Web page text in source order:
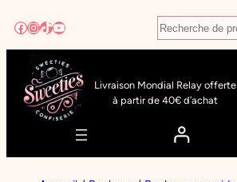
au
contenu
Facebook
Instagram
TikTok
YouTube Recherche
Livraison Mondial Relay offerte
à partir de 40€ d’achat